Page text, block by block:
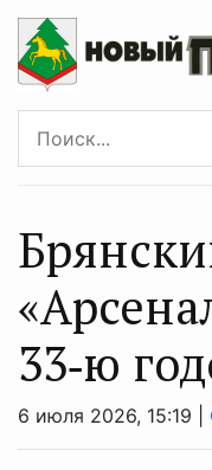
33‑ю
6 июля 2026, 15:19 |